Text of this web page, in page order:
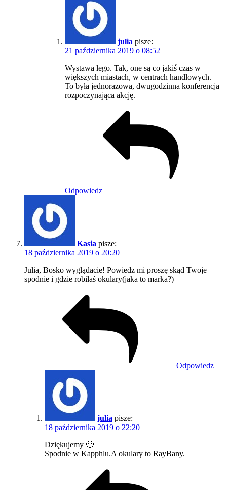
julia pisze:
21 października 2019 o 08:52
Wystawa lego. Tak, one są co jakiś czas w
większych miastach, w centrach handlowych.
To była jednorazowa, dwugodzinna konferencja
rozpoczynająca akcję.
Odpowiedz
Kasia pisze:
18 października 2019 o 20:20
Julia, Bosko wyglądacie! Powiedz mi proszę skąd Twoje
spodnie i gdzie robiłaś okulary(jaka to marka?)
Odpowiedz
julia pisze:
18 października 2019 o 22:20
Dziękujemy 🙂
Spodnie w Kapphlu.A okulary to RayBany.